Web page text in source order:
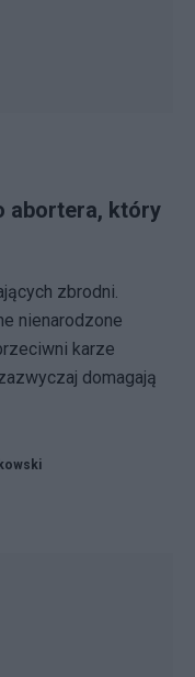
abortera, który
zbrodni.
nienarodzone
karze
domagają